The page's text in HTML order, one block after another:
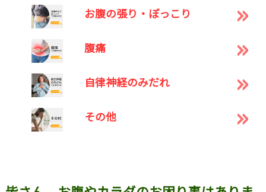
お腹の張り・ぽっこり
腹痛
自律神経のみだれ
その他